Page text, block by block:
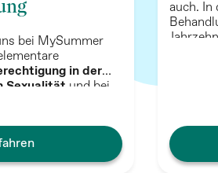
bei MySummer
in der
Sexualität und bei
auch. In